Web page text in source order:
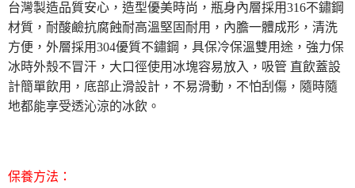
２．便利：只要手機號碼，簡訊認證，即可結帳。
３．安心：先確認商品／服務後，再付款。
【「AFTEE先享後付」結帳流程】
１．於結帳方式選擇「AFTEE先享後付」後，將跳轉至「AFTEE先享後付」
結帳頁面，進行簡訊認證並確認金額後，即可完成結帳。
２．訂單成立數日內，您將收到繳費通知簡訊。
３．收到繳費通知簡訊後14天內，點擊此簡訊中的連結，可透過四大超商／
※ 交易是否成功請以「AFTEE先享後付 」之結帳頁面顯示為準，若有關於
運送方式
全家取貨付款三天後到
每筆NT$60，滿NT$490(含以上)免運費
全家離島取貨付款
每筆NT$60，滿NT$490(含以上)免運費
台灣製造品質安心，造型優美時尚，瓶身內層採用316不鏽鋼
材質，耐酸鹼抗腐蝕耐高溫堅固耐用，內膽一體成形，清洗
方便，外層採用304優質不鏽鋼，具保冷保溫雙用途，強力保
冰時外殼不冒汗，大口徑使用冰塊容易放入，吸管 直飲蓋設
計簡單飲用，底部止滑設計，不易滑動，不怕刮傷，隨時隨
地都能享受透沁涼的冰飲。
保養方法：